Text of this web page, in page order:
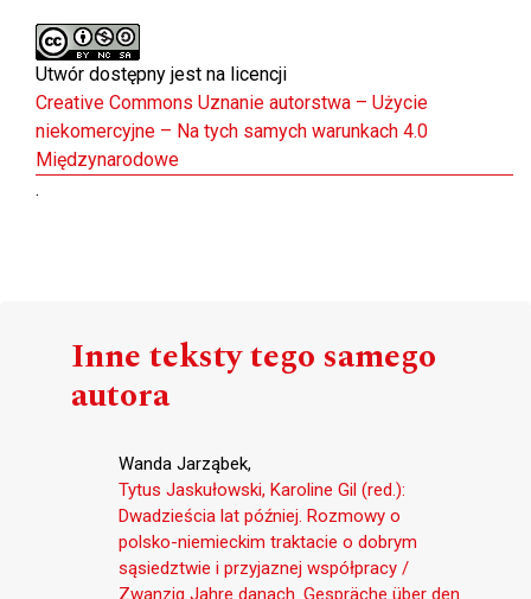
Utwór dostępny jest na licencji
Creative Commons Uznanie autorstwa – Użycie
niekomercyjne – Na tych samych warunkach 4.0
Międzynarodowe
.
Inne teksty tego samego
autora
Wanda Jarząbek,
Tytus Jaskułowski, Karoline Gil (red.):
Dwadzieścia lat później. Rozmowy o
polsko-niemieckim traktacie o dobrym
sąsiedztwie i przyjaznej współpracy /
Zwanzig Jahre danach. Gespräche über den